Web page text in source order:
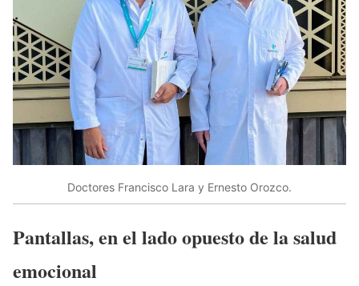
Doctores Francisco Lara y Ernesto Orozco.
Pantallas, en el lado opuesto de la salud
emocional